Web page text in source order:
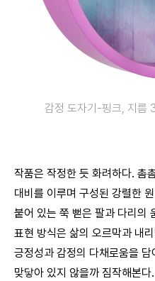
감정 도자기-핑크, 지
작품은 작정한 듯 화려하다. 촘
대비를 이루며 구성된 강렬한
붙어 있는 쭉 뻗은 팔과 다리의
표현 방식은 삶의 오르막과 내
긍정성과 감정의 다채로움을
맞닿아 있지 않을까 짐작해본다.